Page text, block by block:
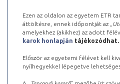
Ezen az oldalon az egyetem ETR
áttöltésre, ennek időpontját az „
amelyekhez (akikhez) az adott
karok honlapján tájékozódhat.
Először az egyetemi félévet kell
nyílhegyekkel lépegetve